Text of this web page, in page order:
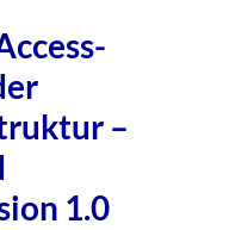
–
1.0